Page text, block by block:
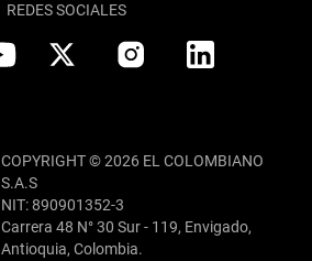
REDES SOCIALES
COPYRIGHT © 2026 EL COLOMBIANO
S.A.S
NIT: 890901352-3
Carrera 48 N° 30 Sur - 119, Envigado,
Antioquia, Colombia.